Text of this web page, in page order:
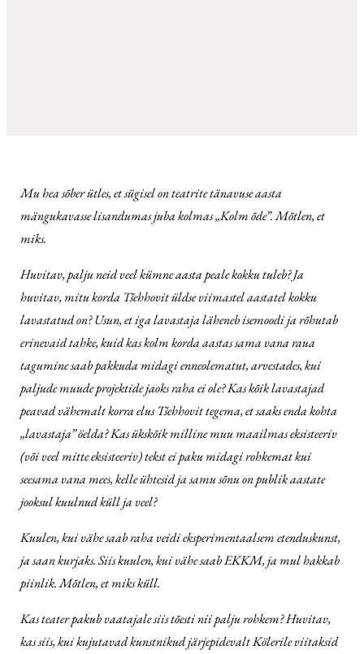
Mu hea sõber ütles, et sügisel on teatrite tänavuse aasta
mängukavasse lisandumas juba kolmas „Kolm õde”. Mõtlen, et
miks.
Huvitav, palju neid veel kümne aasta peale kokku tuleb? Ja
huvitav, mitu korda Tšehhovit üldse viimastel aastatel kokku
lavastatud on? Usun, et iga lavastaja läheneb isemoodi ja rõhutab
erinevaid tahke, kuid kas kolm korda aastas sama vana raua
tagumine saab pakkuda midagi enneolematut, arvestades, kui
paljude muude projektide jaoks raha ei ole? Kas kõik lavastajad
peavad vähemalt korra elus Tšehhovit tegema, et saaks enda kohta
„lavastaja” öelda? Kas ükskõik milline muu maailmas eksisteeriv
(või veel mitte eksisteeriv) tekst ei paku midagi rohkemat kui
seesama vana mees, kelle ühtesid ja samu sõnu on publik aastate
jooksul kuulnud küll ja veel?
Kuulen, kui vähe saab raha veidi eksperimentaalsem etenduskunst,
ja saan kurjaks. Siis kuulen, kui vähe saab EKKM, ja mul hakkab
piinlik. Mõtlen, et miks küll.
Kas teater pakub vaatajale siis tõesti nii palju rohkem? Huvitav,
kas siis, kui kujutavad kunstnikud järjepidevalt Kölerile viitaksid